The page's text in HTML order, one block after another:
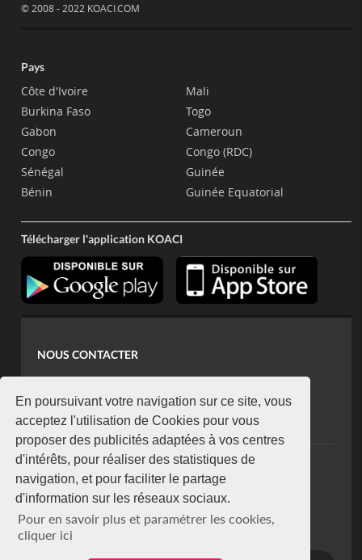
En poursuivant votre navigation sur ce site, vous
acceptez l'utilisation de Cookies pour vous
proposer des publicités adaptées à vos centres
d'intérêts, pour réaliser des statistiques de
navigation, et pour faciliter le partage
d'information sur les réseaux sociaux.
Pour en savoir plus et paramétrer les cookies,
cliquer ici
© 2008 - 2022 KOACI.COM
Pays
Côte d'Ivoire
Burkina Faso
Gabon
Congo
Sénégal
Bénin
Mali
Togo
Cameroun
Congo (RDC)
Guinée
Guinée Equatorial
Télécharger l'application KOACI
NOUS CONTACTER
koaci@yahoo.fr
+225 07 08 85 52 93
NEWSLETTER
Restez connecté via notre newsletter
S'abonner
Se désabonner